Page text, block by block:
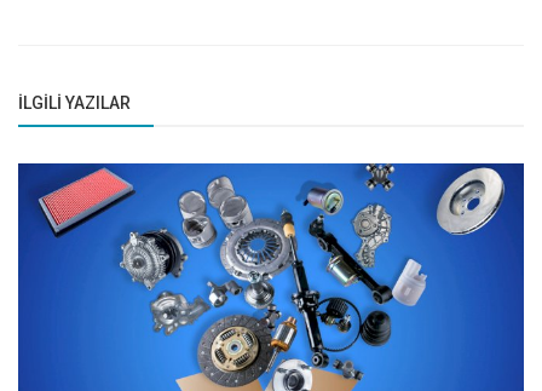
İLGILI YAZILAR